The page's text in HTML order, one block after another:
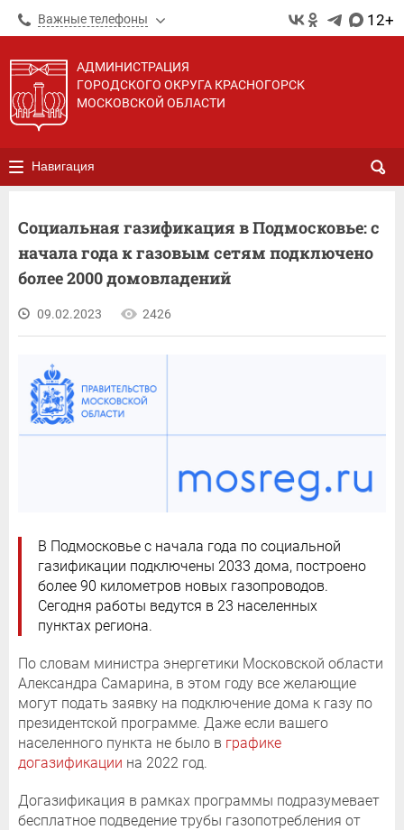
Важные телефоны 12+
АДМИНИСТРАЦИЯ
ГОРОДСКОГО ОКРУГА КРАСНОГОРСК
МОСКОВСКОЙ ОБЛАСТИ
Навигация
Социальная газификация в Подмосковье: с
начала года к газовым сетям подключено
более 2000 домовладений
09.02.2023 2426
В Подмосковье с начала года по социальной
газификации подключены 2033 дома, построено
более 90 километров новых газопроводов.
Сегодня работы ведутся в 23 населенных
пунктах региона.
По словам министра энергетики Московской области
Александра Самарина, в этом году все желающие
могут подать заявку на подключение дома к газу по
президентской программе. Даже если вашего
населенного пункта не было в графике
догазификации на 2022 год.
Догазификация в рамках программы подразумевает
бесплатное подведение трубы газопотребления от